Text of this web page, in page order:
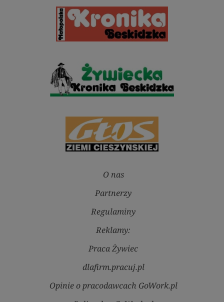
O nas
Partnerzy
Regulaminy
Reklamy:
Praca Żywiec
dlafirm.pracuj.pl
Opinie o pracodawcach GoWork.pl